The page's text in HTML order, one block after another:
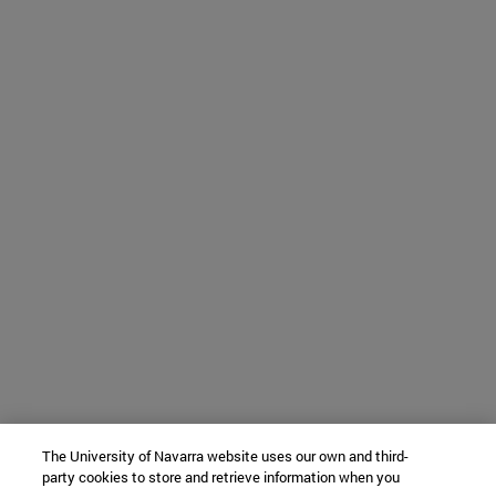
The University of Navarra website uses our own and third-
party cookies to store and retrieve information when you